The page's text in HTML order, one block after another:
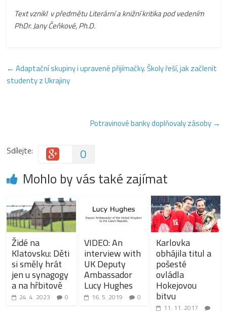
Text vznikl v předmětu Literární a knižní kritika pod vedením
PhDr. Jany Čeňkové, Ph.D.
← Adaptační skupiny i upravené přijímačky. Školy řeší, jak začlenit
studenty z Ukrajiny
Potravinové banky doplňovaly zásoby →
Sdílejte: 0
Mohlo by vás také zajímat
Židé na
Klatovsku: Děti
si směly hrát
jen u synagogy
a na hřbitově
24. 4. 2023 0
VIDEO: An
interview with
UK Deputy
Ambassador
Lucy Hughes
16. 5. 2019 0
Karlovka
obhájila titul a
pošesté
ovládla
Hokejovou
bitvu
11. 11. 2017